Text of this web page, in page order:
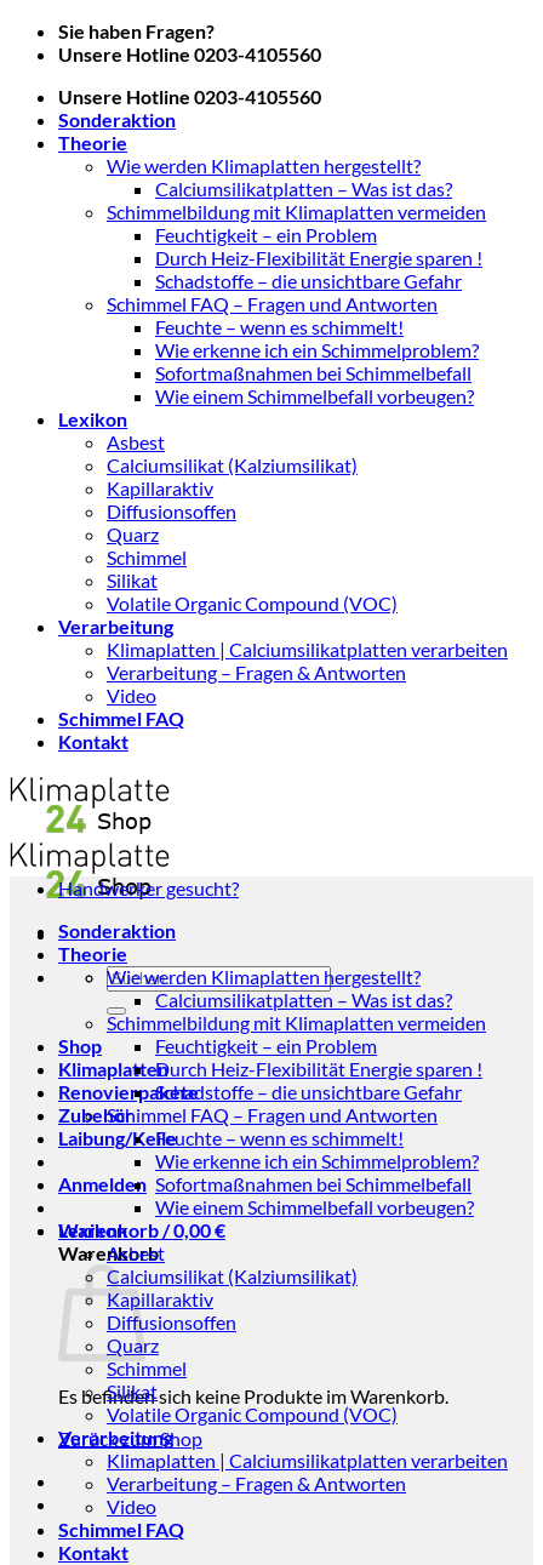
Zum
Inhalt
Sie haben Fragen?
Unsere Hotline 0203-4105560
Unsere Hotline 0203-4105560
Sonderaktion
Theorie
Wie werden Klimaplatten hergestellt?
Calciumsilikatplatten – Was ist das?
Schimmelbildung mit Klimaplatten vermeiden
Feuchtigkeit – ein Problem
Durch Heiz-Flexibilität Energie sparen !
Schadstoffe – die unsichtbare Gefahr
Schimmel FAQ – Fragen und Antworten
Feuchte – wenn es schimmelt!
Wie erkenne ich ein Schimmelproblem?
Sofortmaßnahmen bei Schimmelbefall
Wie einem Schimmelbefall vorbeugen?
Lexikon
Asbest
Calciumsilikat (Kalziumsilikat)
Kapillaraktiv
Diffusionsoffen
Quarz
Schimmel
Silikat
Volatile Organic Compound (VOC)
Verarbeitung
Klimaplatten | Calciumsilikatplatten verarbeiten
Verarbeitung – Fragen & Antworten
Video
Schimmel FAQ
Kontakt
Suchen
nach:
Shop
Klimaplatten
Renovierpakete
Zubehör
Laibung/Keile
Anmelden
Warenkorb /0,00€
Warenkorb
Es befinden sich keine Produkte im Warenkorb.
Zurück zum Shop
Handwerker gesucht?
Sonderaktion
Theorie
Wie werden Klimaplatten hergestellt?
Calciumsilikatplatten – Was ist das?
Schimmelbildung mit Klimaplatten vermeiden
Feuchtigkeit – ein Problem
Durch Heiz-Flexibilität Energie sparen !
Schadstoffe – die unsichtbare Gefahr
Schimmel FAQ – Fragen und Antworten
Feuchte – wenn es schimmelt!
Wie erkenne ich ein Schimmelproblem?
Sofortmaßnahmen bei Schimmelbefall
Wie einem Schimmelbefall vorbeugen?
Lexikon
Asbest
Calciumsilikat (Kalziumsilikat)
Kapillaraktiv
Diffusionsoffen
Quarz
Schimmel
Silikat
Volatile Organic Compound (VOC)
Verarbeitung
Klimaplatten | Calciumsilikatplatten verarbeiten
Verarbeitung – Fragen & Antworten
Video
Schimmel FAQ
Kontakt